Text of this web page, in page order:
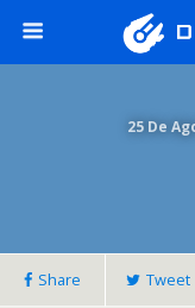
25 De
Share Tweet